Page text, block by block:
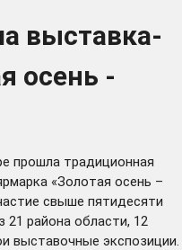
выставка-
осень -
прошла традиционная
«Золотая осень –
свыше пятидесяти
21 района области, 12
выставочные экспозиции.